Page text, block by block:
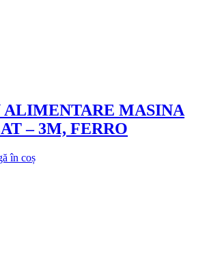
ALIMENTARE MASINA
– 3M, FERRO
în coș